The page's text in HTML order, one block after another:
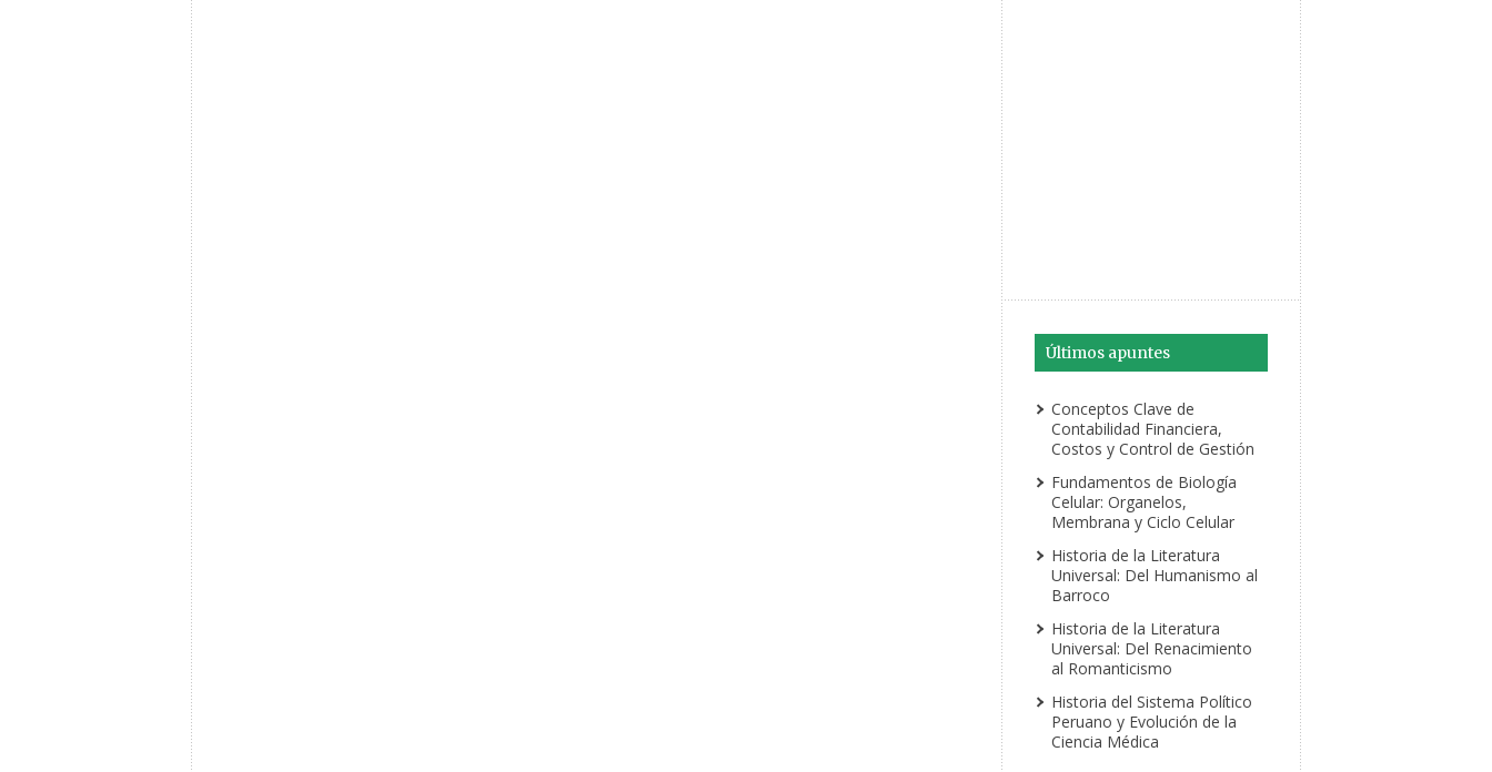
Últimos apuntes
Conceptos Clave de
Contabilidad Financiera,
Costos y Control de Gestión
Fundamentos de Biología
Celular: Organelos,
Membrana y Ciclo Celular
Historia de la Literatura
Universal: Del Humanismo al
Barroco
Historia de la Literatura
Universal: Del Renacimiento
al Romanticismo
Historia del Sistema Político
Peruano y Evolución de la
Ciencia Médica